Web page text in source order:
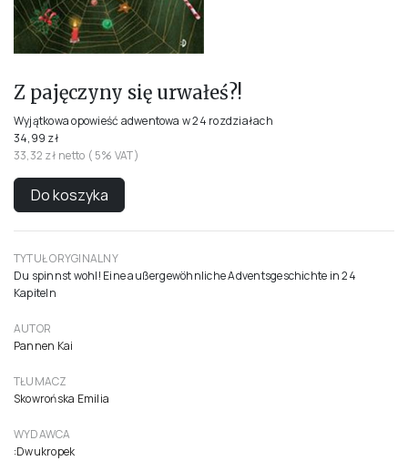
Z pajęczyny się urwałeś?!
Wyjątkowa opowieść adwentowa w 24 rozdziałach
34,99 zł
33,32 zł netto ( 5% VAT)
Do koszyka
TYTUŁ ORYGINALNY
Du spinnst wohl! Eine außergewöhnliche Adventsgeschichte in 24
Kapiteln
AUTOR
Pannen Kai
TŁUMACZ
Skowrońska Emilia
WYDAWCA
:Dwukropek